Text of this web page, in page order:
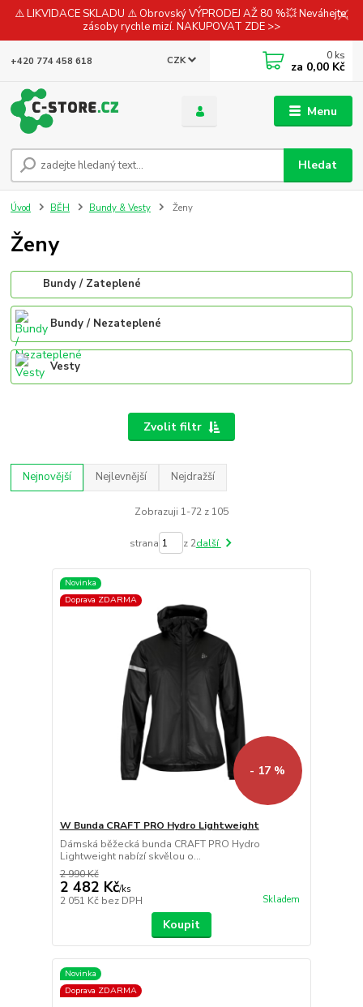
⚠️ LIKVIDACE SKLADU ⚠️ Obrovský VÝPRODEJ AŽ 80 %💥 Neváhejte,
zásoby rychle mizí. NAKUPOVAT ZDE >>
Menu
CZK
Hledat
+420 774 458 618 0 ks
za 0,00 Kč
Úvod BĚH Bundy & Vesty Ženy
Ženy
Bundy / Zateplené
Bundy / Nezateplené
Vesty
Zvolit filtr
Nejnovější Nejlevnější Nejdražší
Zobrazuji 1-72 z 105
strana z 2další
Novinka
Doprava ZDARMA
- 17 %
W Bunda CRAFT PRO Hydro Lightweight
Dámská běžecká bunda CRAFT PRO Hydro
Lightweight nabízí skvělou o...
2 990 Kč
2 482 Kč/ks
2 051 Kč bez DPH Skladem
Koupit
Novinka
Doprava ZDARMA